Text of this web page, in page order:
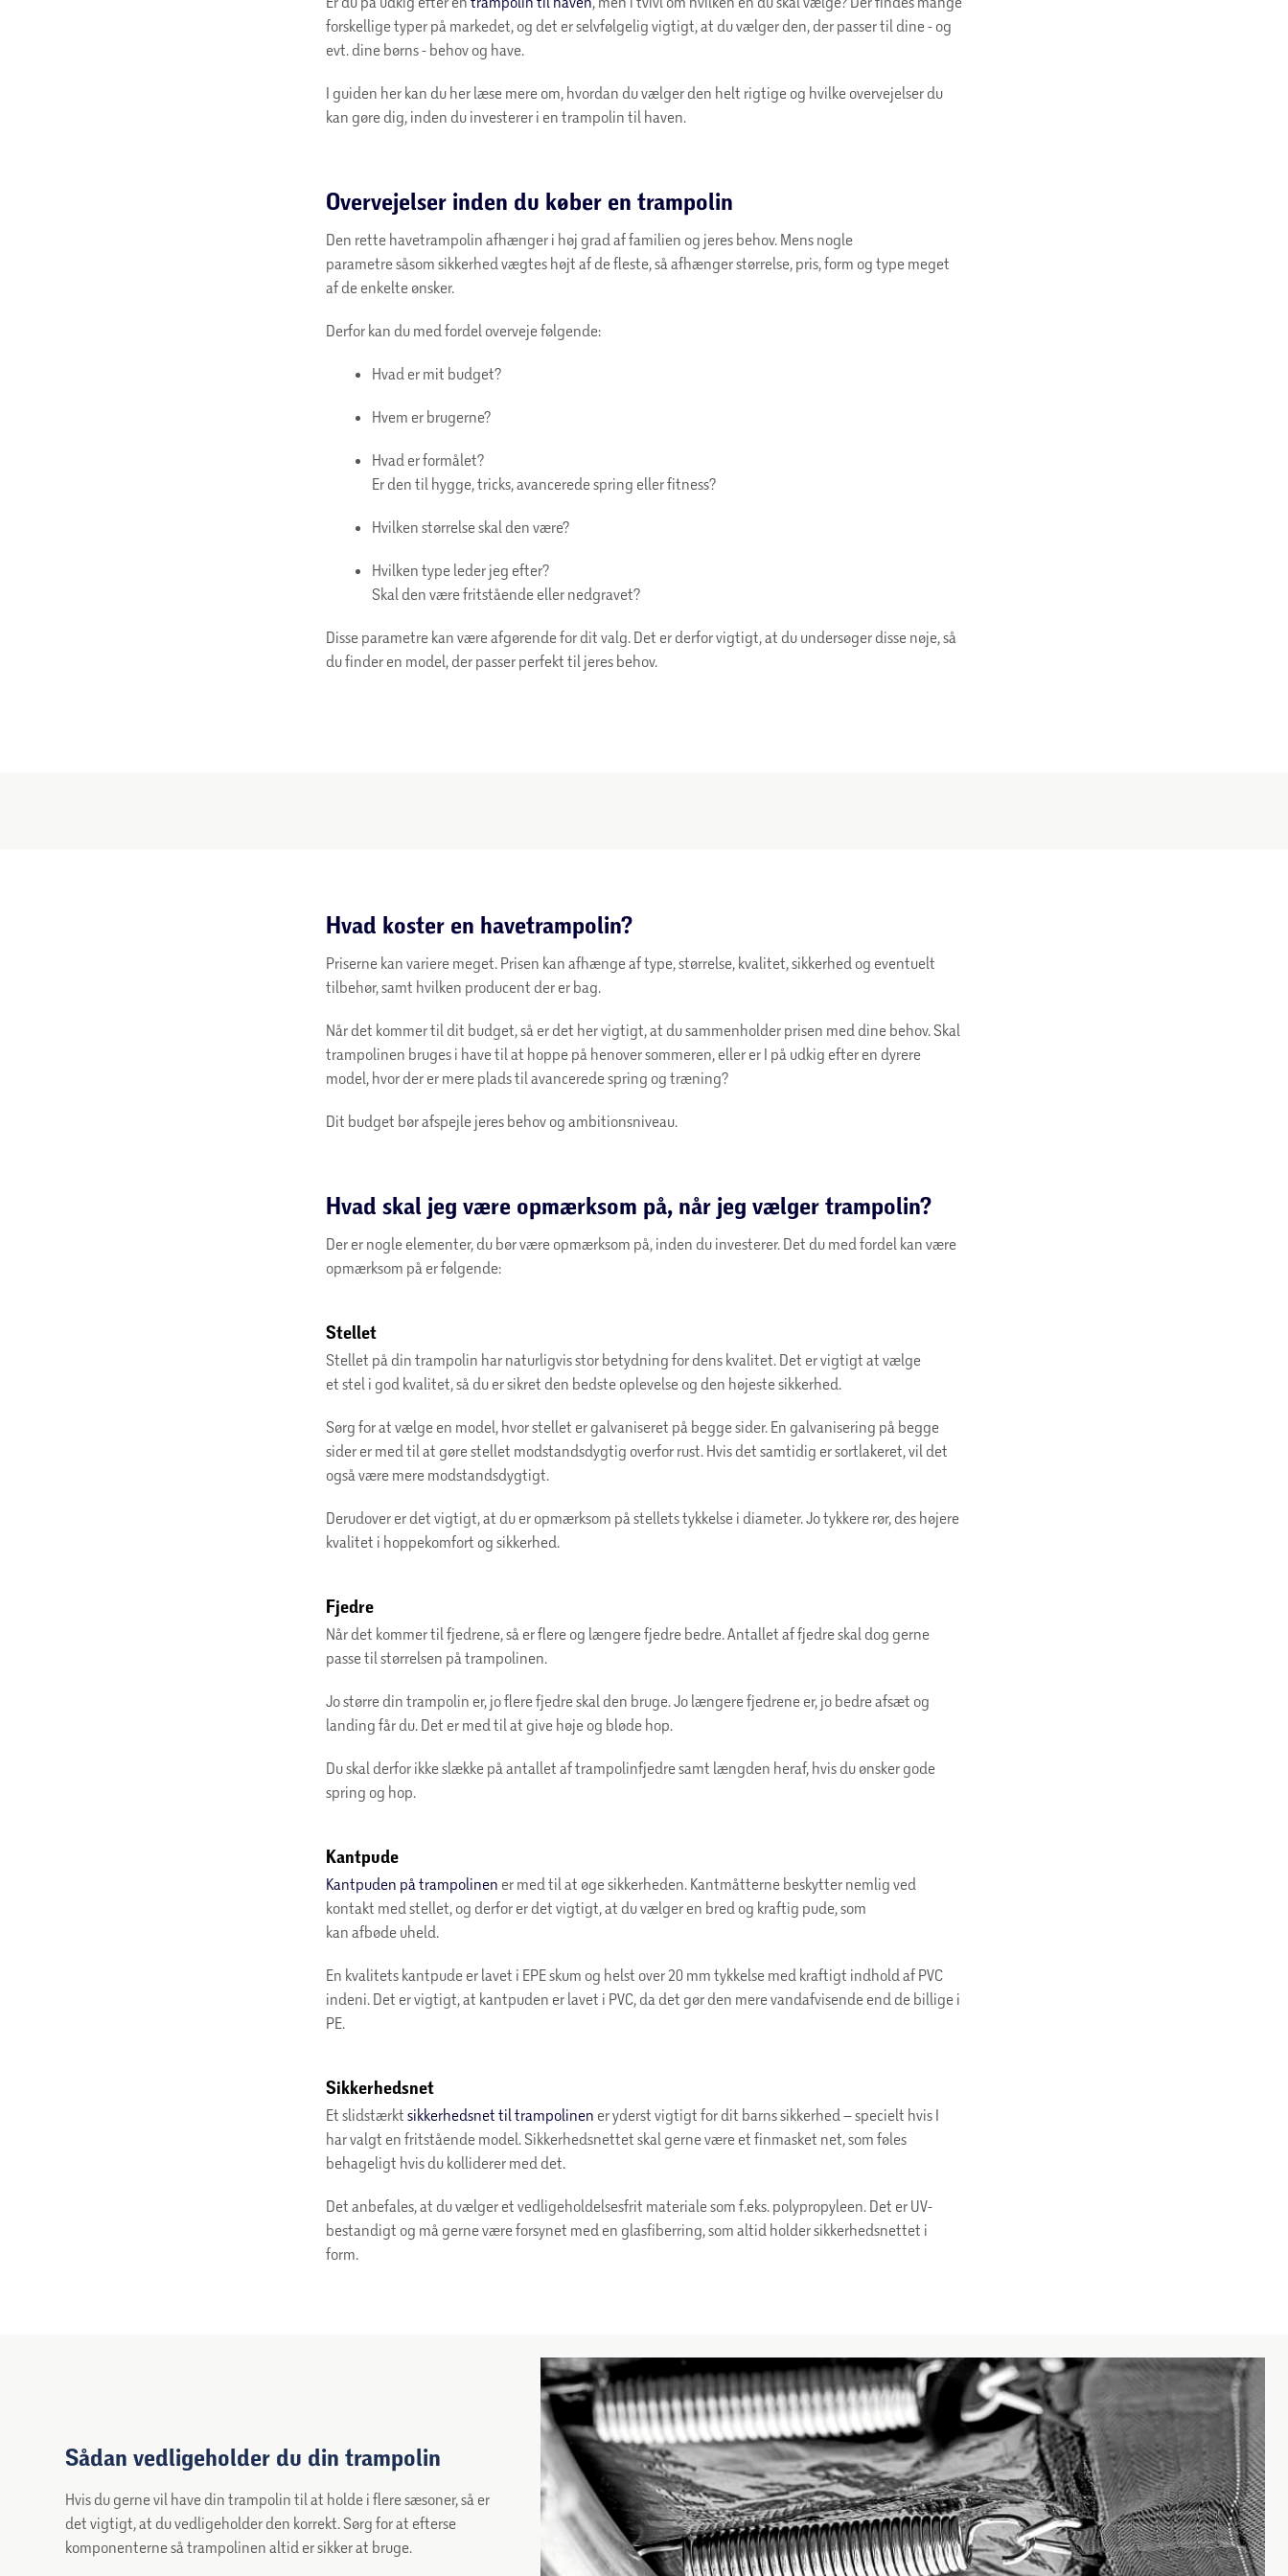
forskellige typer på markedet, og det er selvfølgelig vigtigt, at du vælger den, der passer til dine - og
evt. dine børns - behov og have.
I guiden her kan du her læse mere om, hvordan du vælger den helt rigtige og hvilke overvejelser du
kan gøre dig, inden du investerer i en trampolin til haven.
Overvejelser inden du køber en trampolin
Den rette havetrampolin afhænger i høj grad af familien og jeres behov. Mens nogle
parametre såsom sikkerhed vægtes højt af de fleste, så afhænger størrelse, pris, form og type meget
af de enkelte ønsker.
Derfor kan du med fordel overveje følgende:
Hvad er mit budget?
Hvem er brugerne?
Hvad er formålet?
Er den til hygge, tricks, avancerede spring eller fitness?
Hvilken størrelse skal den være?
Hvilken type leder jeg efter?
Skal den være fritstående eller nedgravet?
Disse parametre kan være afgørende for dit valg. Det er derfor vigtigt, at du undersøger disse nøje, så
du finder en model, der passer perfekt til jeres behov.
Hvad koster en havetrampolin?
Priserne kan variere meget. Prisen kan afhænge af type, størrelse, kvalitet, sikkerhed og eventuelt
tilbehør, samt hvilken producent der er bag.
Når det kommer til dit budget, så er det her vigtigt, at du sammenholder prisen med dine behov. Skal
trampolinen bruges i have til at hoppe på henover sommeren, eller er I på udkig efter en dyrere
model, hvor der er mere plads til avancerede spring og træning?
Dit budget bør afspejle jeres behov og ambitionsniveau.
Hvad skal jeg være opmærksom på, når jeg vælger trampolin?
Der er nogle elementer, du bør være opmærksom på, inden du investerer. Det du med fordel kan være
opmærksom på er følgende:
Stellet
Stellet på din trampolin har naturligvis stor betydning for dens kvalitet. Det er vigtigt at vælge
et stel i god kvalitet, så du er sikret den bedste oplevelse og den højeste sikkerhed.
Sørg for at vælge en model, hvor stellet er galvaniseret på begge sider. En galvanisering på begge
sider er med til at gøre stellet modstandsdygtig overfor rust. Hvis det samtidig er sortlakeret, vil det
også være mere modstandsdygtigt.
Derudover er det vigtigt, at du er opmærksom på stellets tykkelse i diameter. Jo tykkere rør, des højere
kvalitet i hoppekomfort og sikkerhed.
Fjedre
Når det kommer til fjedrene, så er flere og længere fjedre bedre. Antallet af fjedre skal dog gerne
passe til størrelsen på trampolinen.
Jo større din trampolin er, jo flere fjedre skal den bruge. Jo længere fjedrene er, jo bedre afsæt og
landing får du. Det er med til at give høje og bløde hop.
Du skal derfor ikke slække på antallet af trampolinfjedre samt længden heraf, hvis du ønsker gode
spring og hop.
Kantpude
Kantpuden på trampolinen er med til at øge sikkerheden. Kantmåtterne beskytter nemlig ved
kontakt med stellet, og derfor er det vigtigt, at du vælger en bred og kraftig pude, som
kan afbøde uheld.
En kvalitets kantpude er lavet i EPE skum og helst over 20 mm tykkelse med kraftigt indhold af PVC
indeni. Det er vigtigt, at kantpuden er lavet i PVC, da det gør den mere vandafvisende end de billige i
PE.
Sikkerhedsnet
Et slidstærkt sikkerhedsnet til trampolinen er yderst vigtigt for dit barns sikkerhed – specielt hvis I
har valgt en fritstående model. Sikkerhedsnettet skal gerne være et finmasket net, som føles
behageligt hvis du kolliderer med det.
Det anbefales, at du vælger et vedligeholdelsesfrit materiale som f.eks. polypropyleen. Det er UV-
bestandigt og må gerne være forsynet med en glasfiberring, som altid holder sikkerhedsnettet i
form.
Sådan vedligeholder du din trampolin
Hvis du gerne vil have din trampolin til at holde i flere sæsoner, så er
det vigtigt, at du vedligeholder den korrekt. Sørg for at efterse
komponenterne så trampolinen altid er sikker at bruge.